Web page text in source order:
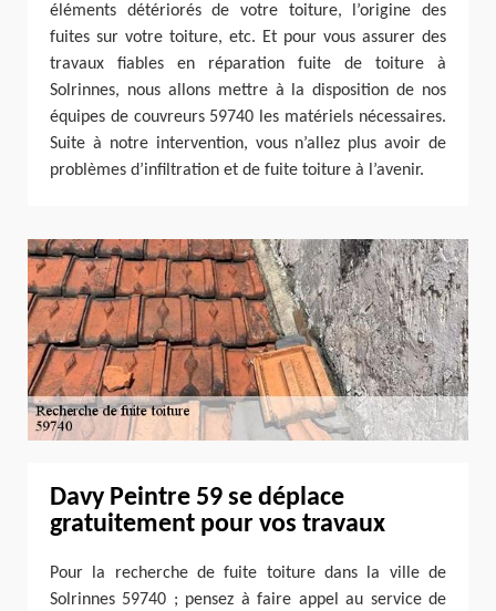
éléments détériorés de votre toiture, l’origine des
fuites sur votre toiture, etc. Et pour vous assurer des
travaux fiables en réparation fuite de toiture à
Solrinnes, nous allons mettre à la disposition de nos
équipes de couvreurs 59740 les matériels nécessaires.
Suite à notre intervention, vous n’allez plus avoir de
problèmes d’infiltration et de fuite toiture à l’avenir.
Davy Peintre 59 se déplace
gratuitement pour vos travaux
Pour la recherche de fuite toiture dans la ville de
Solrinnes 59740 ; pensez à faire appel au service de